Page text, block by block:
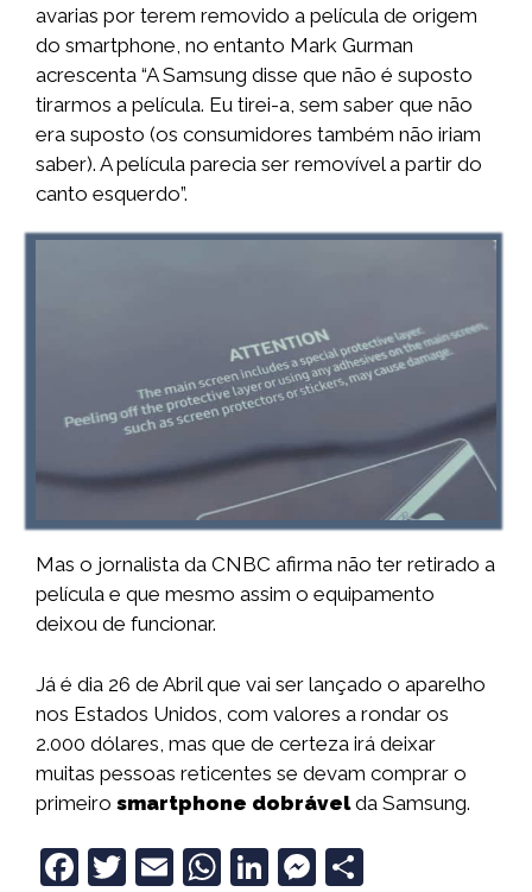
avarias por terem removido a película de origem
do smartphone, no entanto Mark Gurman
acrescenta “A Samsung disse que não é suposto
tirarmos a película. Eu tirei-a, sem saber que não
era suposto (os consumidores também não iriam
saber). A película parecia ser removível a partir do
canto esquerdo”.
Mas o jornalista da CNBC afirma não ter retirado a
película e que mesmo assim o equipamento
deixou de funcionar.
Já é dia 26 de Abril que vai ser lançado o aparelho
nos Estados Unidos, com valores a rondar os
2.000 dólares, mas que de certeza irá deixar
muitas pessoas reticentes se devam comprar o
primeiro smartphone dobrávelda Samsung.
F
T
E
W Li M